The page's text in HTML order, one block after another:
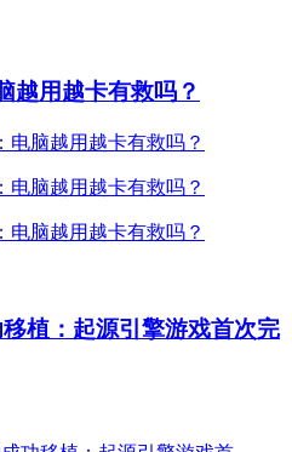
越用越卡有救吗？
植：起源引擎游戏首次完